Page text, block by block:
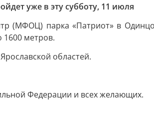
уже в эту субботу, 11 июля
(МФОЦ) парка «Патриот» в
1600 метров.
областей.
Федерации и всех желающих.